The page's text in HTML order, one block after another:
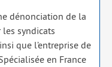
dénon­cia­tion de la
les syn­di­cats
que l’entreprise de
en France